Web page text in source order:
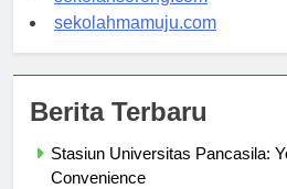
sekolahsorong.com
Berita Terbaru
Stasiun Universitas Pancasila: